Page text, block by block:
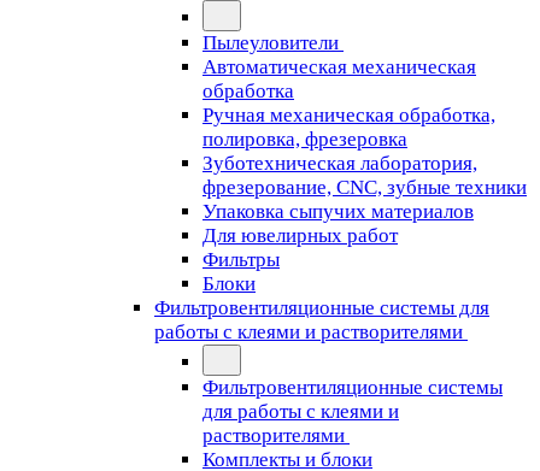
Пылеуловители
Автоматическая механическая
обработка
Ручная механическая обработка,
полировка, фрезеровка
Зуботехническая лаборатория,
фрезерование, CNC, зубные техники
Упаковка сыпучих материалов
Для ювелирных работ
Фильтры
Блоки
Фильтровентиляционные системы для
работы с клеями и растворителями
Фильтровентиляционные системы
для работы с клеями и
растворителями
Комплекты и блоки